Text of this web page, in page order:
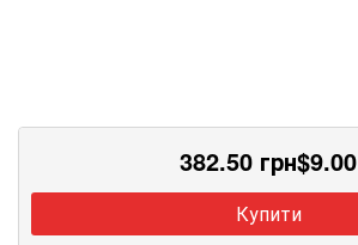
382.50 грн$9.00
Купити